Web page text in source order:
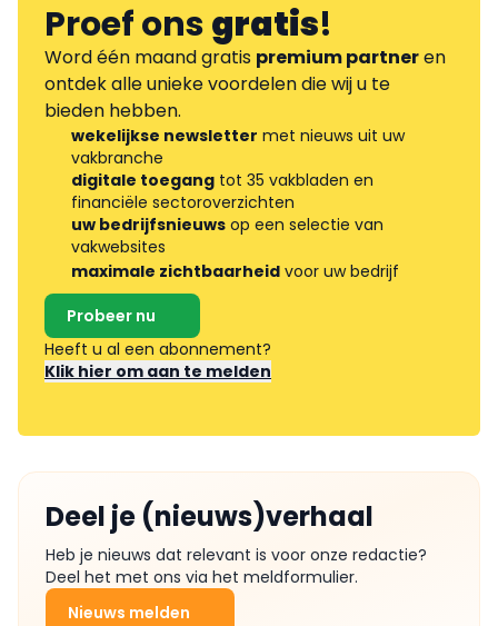
Proef onsgratis!
Word één maand gratis premium partneren
ontdek alle unieke voordelen die wij u te
bieden hebben.
wekelijkse newsletter met nieuws uit uw
vakbranche
digitale toegang tot 35 vakbladen en
financiële sectoroverzichten
uw bedrijfsnieuws op een selectie van
vakwebsites
maximale zichtbaarheid voor uw bedrijf
Probeer nu
Heeft u al een abonnement?
Klik hier om aan te melden
Deel je (nieuws)verhaal
Heb je nieuws dat relevant is voor onze redactie?
Deel het met ons via het meldformulier.
Nieuws melden